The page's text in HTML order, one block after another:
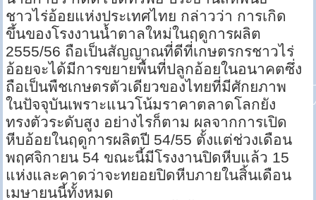
ชาวไร่อ้อยแห่งประเทศไทย กล่าวว่า การเกิด
ขึ้นของโรงงานน้ำตาลใหม่ในฤดูการผลิต
2555/56 ถือเป็นสัญญาณที่ดีที่เกษตรกรชาวไร่
อ้อยจะได้มีการขยายพื้นที่ปลูกอ้อยในอนาคตซึ่ง
ถือเป็นพืชเกษตรตัวเดียวของไทยที่มีศักยภาพ
ในปัจจุบันเพราะแนวโน้มราคาตลาดโลกยัง
ทรงตัวระดับสูง อย่างไรก็ตาม ผลจากการเปิด
หีบอ้อยในฤดูการผลิตปี 54/55 ตั้งแต่ช่วงเดือน
พฤศจิกายน 54 ขณะนี้มีโรงงานปิดหีบแล้ว 15
แห่งและคาดว่าจะทยอยปิดหีบภายในสิ้นเดือน
เมษายนนี้ทั้งหมด